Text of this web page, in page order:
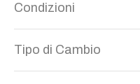
Condizioni
Tipo di Cambio